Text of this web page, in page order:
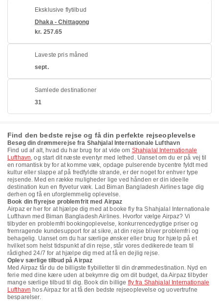
Eksklusive flytilbud
Dhaka - Chittagong
kr. 257.65
Laveste pris måned
sept.
Samlede destinationer
31
Find den bedste rejse og få din perfekte rejseoplevelse
Besøg din drømmerejse fra Shahjalal Internationale Lufthavn
Find ud af alt, hvad du har brug for at vide om Shahjalal Internationale
Lufthavn, og start dit næste eventyr med lethed. Uanset om du er på vej til
en romantisk by for at komme væk, opdage pulserende bycentre fyldt med
kultur eller slappe af på fredfyldte strande, er der noget for enhver type
rejsende. Med en række muligheder lige ved hånden er din ideelle
destination kun en flyvetur væk. Lad Biman Bangladesh Airlines tage dig
derhen og få en uforglemmelig oplevelse.
Book din flyrejse problemfrit med Airpaz
Airpaz er her for at hjælpe dig med at booke fly fra Shahjalal Internationale
Lufthavn med Biman Bangladesh Airlines. Hvorfor vælge Airpaz? Vi
tilbyder en problemfri bookingoplevelse, konkurrencedygtige priser og
fremragende kundesupport for at sikre, at din rejse bliver problemfri og
behagelig. Uanset om du har særlige ønsker eller brug for hjælp på et
hvilket som helst tidspunkt af din rejse, står vores dedikerede team til
rådighed 24/7 for at hjælpe dig med at få en dejlig rejse.
Oplev særlige tilbud på Airpaz
Med Airpaz får du de billigste flybilletter til din drømmedestination. Nyd en
ferie med dine kære uden at bekymre dig om dit budget, da Airpaz tilbyder
mange særlige tilbud til dig. Book din billige fly fra Shahjalal Internationale
Lufthavn hos Airpaz for at få den bedste rejseoplevelse og uovertrufne
besparelser.